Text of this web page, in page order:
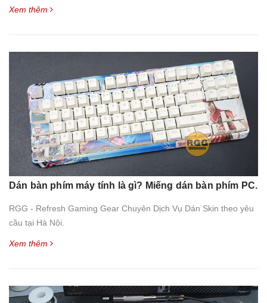
Xem thêm
Dán bàn phím máy tính là gì? Miếng dán bàn phím PC.
RGG - Refresh Gaming Gear Chuyên Dịch Vụ Dán Skin theo yêu
cầu tại Hà Nội.
Xem thêm